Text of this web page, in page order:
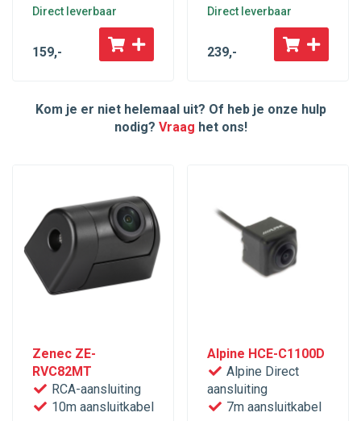
Direct leverbaar
159,-
Direct leverbaar
239,-
Kom je er niet helemaal uit? Of heb je onze hulp
nodig? Vraag het ons!
Zenec ZE-
RVC82MT
RCA-aansluiting
10m aansluitkabel
Alpine HCE-C1100D
Alpine Direct
aansluiting
7m aansluitkabel